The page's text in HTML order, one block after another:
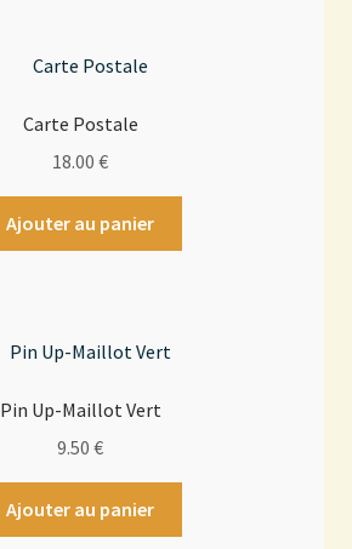
Carte Postale
18.00 €
Ajouter au panier
Pin Up-Maillot Vert
9.50 €
Ajouter au panier